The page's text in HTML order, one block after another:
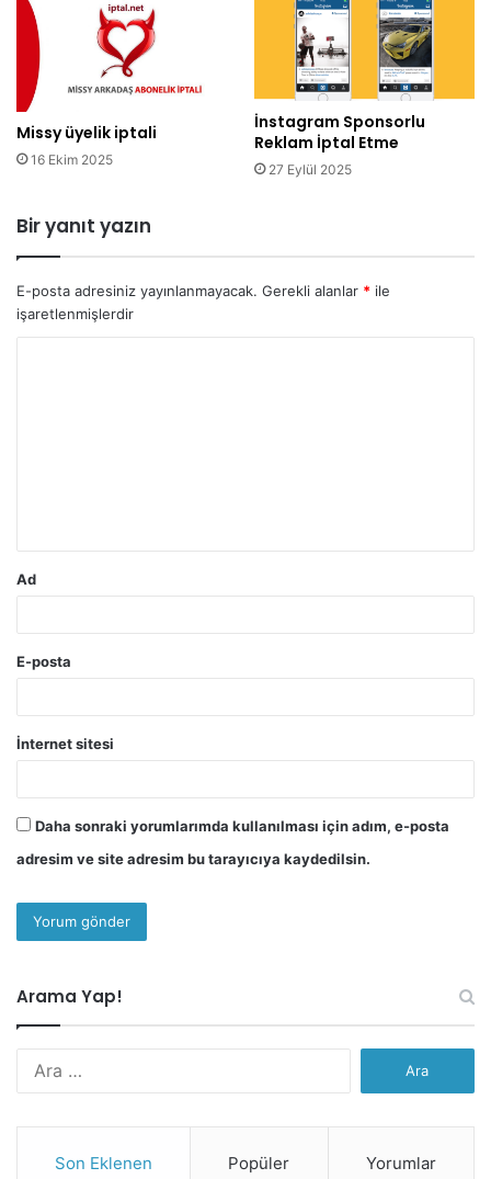
Missy üyelik iptali
16 Ekim 2025
İnstagram Sponsorlu
Reklam İptal Etme
27 Eylül 2025
Bir yanıt yazın
E-posta adresiniz yayınlanmayacak. Gerekli alanlar * ile
işaretlenmişlerdir
Ad
E-posta
İnternet sitesi
Daha sonraki yorumlarımda kullanılması için adım, e-posta
adresim ve site adresim bu tarayıcıya kaydedilsin.
Arama Yap!
Son Eklenen Popüler Yorumlar